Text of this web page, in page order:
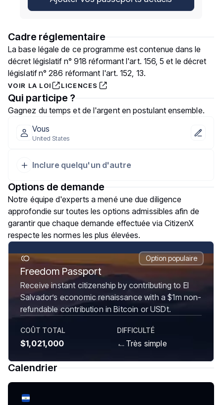
Cadre réglementaire
La base légale de ce programme est contenue dans le
décret législatif n° 918 réformant l'art. 156, 5 et le décret
législatif n° 286 réformant l'art. 152, 13.
VOIR LA LOI LICENCES
Qui participe ?
Gagnez du temps et de l'argent en postulant ensemble.
Vous
United States
Inclure quelqu'un d'autre
Options de demande
Notre équipe d'experts a mené une due diligence
approfondie sur toutes les options admissibles afin de
garantir que chaque demande effectuée via CitizenX
respecte les normes les plus élevées.
Option populaire
Freedom Passport
Receive instant citizenship by contributing to El
Salvador’s economic renaissance with a $1m non-
refundable contribution in Bitcoin or USDt.
COÛT TOTAL
$1,021,000
DIFFICULTÉ
Très simple
Calendrier